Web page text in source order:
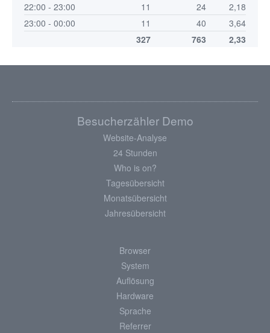
22:00 - 23:00
11 24
2,18
23:00 - 00:00
11 40
3,64
327
763 2,33
Besucherzähler Demo
Website-Analyse
24 Stunden
Who is on?
Tagesübersicht
Monatsübersicht
Jahresübersicht
Browser
System
Auflösung
Hardware
Sprache
Referrer